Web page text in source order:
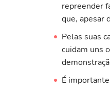
repreender
que, apesar
Pelas suas
cuidam uns
É